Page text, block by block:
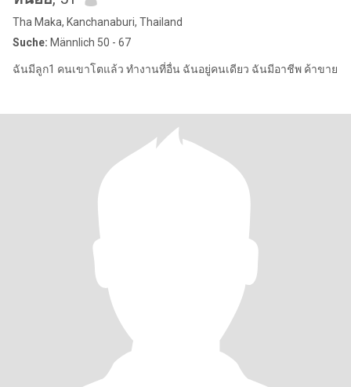
Tha Maka, Kanchanaburi, Thailand
Suche: Männlich 50 - 67
ฉันมีลูก1 คนเขาโตแล้ว ทำงานที่อื่น ฉันอยู่คนเดียว ฉันมีอาชีพ ค้าขาย